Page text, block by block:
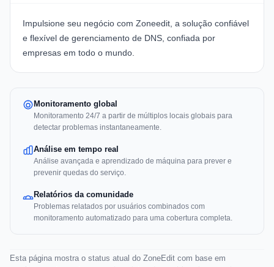
Impulsione seu negócio com Zoneedit, a solução confiável
e flexível de gerenciamento de DNS, confiada por
empresas em todo o mundo.
Monitoramento global
Monitoramento 24/7 a partir de múltiplos locais globais para
detectar problemas instantaneamente.
Análise em tempo real
Análise avançada e aprendizado de máquina para prever e
prevenir quedas do serviço.
Relatórios da comunidade
Problemas relatados por usuários combinados com
monitoramento automatizado para uma cobertura completa.
Esta página mostra o status atual do ZoneEdit com base em